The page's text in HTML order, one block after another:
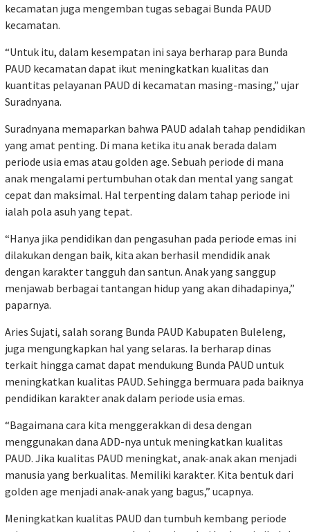
kecamatan juga mengemban tugas sebagai Bunda PAUD
kecamatan.
“Untuk itu, dalam kesempatan ini saya berharap para Bunda
PAUD kecamatan dapat ikut meningkatkan kualitas dan
kuantitas pelayanan PAUD di kecamatan masing-masing,” ujar
Suradnyana.
Suradnyana memaparkan bahwa PAUD adalah tahap pendidikan
yang amat penting. Di mana ketika itu anak berada dalam
periode usia emas atau golden age. Sebuah periode di mana
anak mengalami pertumbuhan otak dan mental yang sangat
cepat dan maksimal. Hal terpenting dalam tahap periode ini
ialah pola asuh yang tepat.
“Hanya jika pendidikan dan pengasuhan pada periode emas ini
dilakukan dengan baik, kita akan berhasil mendidik anak
dengan karakter tangguh dan santun. Anak yang sanggup
menjawab berbagai tantangan hidup yang akan dihadapinya,”
paparnya.
Aries Sujati, salah sorang Bunda PAUD Kabupaten Buleleng,
juga mengungkapkan hal yang selaras. Ia berharap dinas
terkait hingga camat dapat mendukung Bunda PAUD untuk
meningkatkan kualitas PAUD. Sehingga bermuara pada baiknya
pendidikan karakter anak dalam periode usia emas.
“Bagaimana cara kita menggerakkan di desa dengan
menggunakan dana ADD-nya untuk meningkatkan kualitas
PAUD. Jika kualitas PAUD meningkat, anak-anak akan menjadi
manusia yang berkualitas. Memiliki karakter. Kita bentuk dari
golden age menjadi anak-anak yang bagus,” ucapnya.
Meningkatkan kualitas PAUD dan tumbuh kembang periode